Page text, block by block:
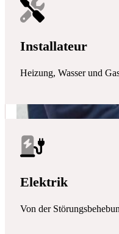
Installateur
Heizung, Wasser und
Elektrik
Von der